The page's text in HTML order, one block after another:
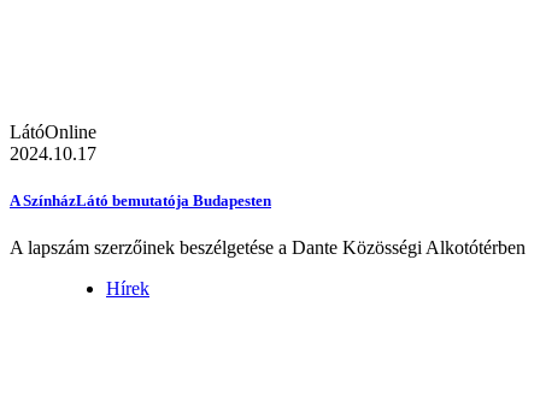
LátóOnline
2024.10.17
A SzínházLátó bemutatója Budapesten
A lapszám szerzőinek beszélgetése a Dante Közösségi Alkotótérben
Hírek